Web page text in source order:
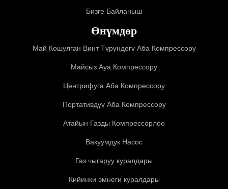
Бизге Байланыш
Өнүмдөр
Май Кошулган Винт Түрүндөгү Аба Компрессору
Майсыз Ауа Компрессору
Центрифуга Аба Компрессору
Портативдүү Аба Компрессору
Атайын Газды Компрессорлоо
Вакуумдук Насос
Газ чыгаруу куралдары
Кийинки эмнеги куралдары